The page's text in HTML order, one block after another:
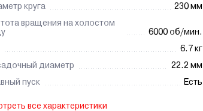
круга
230 мм
вращения на холостом
6000 об/мин.
6.7 кг
диаметр
22.2 мм
пуск
Есть
все характеристики